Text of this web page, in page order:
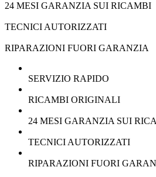
24 MESI GARANZIA SUI RICAMBI
TECNICI AUTORIZZATI
RIPARAZIONI FUORI GARANZIA
SERVIZIO RAPIDO
RICAMBI ORIGINALI
24 MESI GARANZIA SUI
TECNICI AUTORIZZATI
RIPARAZIONI FUORI